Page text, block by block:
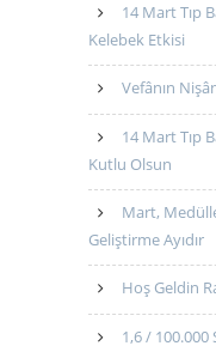
14 Mart Tıp
Kelebek Etkisi
Vefânın
14 Mart Tıp
Kutlu Olsun
Mart,
Geliştirme Ayıdır
Hoş Geldin
1,6 / 100.000